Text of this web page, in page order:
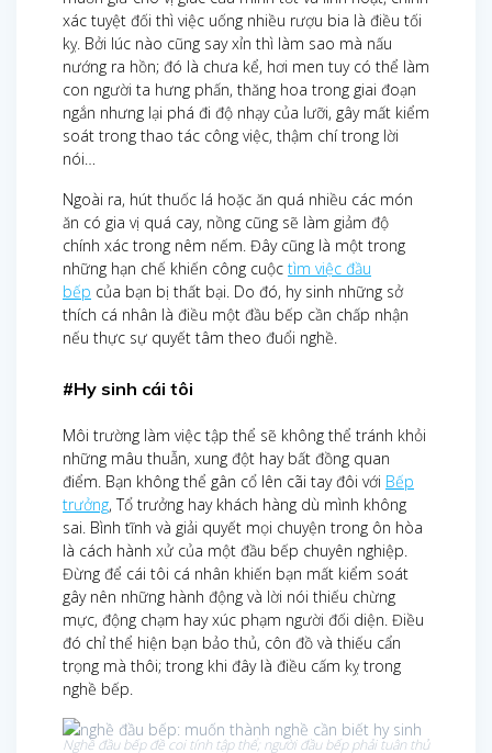
xác tuyệt đối thì việc uống nhiều rượu bia là điều tối
kỵ. Bởi lúc nào cũng say xỉn thì làm sao mà nấu
nướng ra hồn; đó là chưa kể, hơi men tuy có thể làm
con người ta hưng phấn, thăng hoa trong giai đoạn
ngắn nhưng lại phá đi độ nhạy của lưỡi, gây mất kiểm
soát trong thao tác công việc, thậm chí trong lời
nói…
Ngoài ra, hút thuốc lá hoặc ăn quá nhiều các món
ăn có gia vị quá cay, nồng cũng sẽ làm giảm độ
chính xác trong nêm nếm. Đây cũng là một trong
những hạn chế khiến công cuộc tìm việc đầu
bếp của bạn bị thất bại. Do đó, hy sinh những sở
thích cá nhân là điều một đầu bếp cần chấp nhận
nếu thực sự quyết tâm theo đuổi nghề.
#Hy sinh cái tôi
Môi trường làm việc tập thể sẽ không thể tránh khỏi
những mâu thuẫn, xung đột hay bất đồng quan
điểm. Bạn không thể gân cổ lên cãi tay đôi với Bếp
trưởng, Tổ trưởng hay khách hàng dù mình không
sai. Bình tĩnh và giải quyết mọi chuyện trong ôn hòa
là cách hành xử của một đầu bếp chuyên nghiệp.
Đừng để cái tôi cá nhân khiến bạn mất kiểm soát
gây nên những hành động và lời nói thiếu chừng
mực, động chạm hay xúc phạm người đối diện. Điều
đó chỉ thể hiện bạn bảo thủ, côn đồ và thiếu cẩn
trọng mà thôi; trong khi đây là điều cấm kỵ trong
nghề bếp.
Nghề đầu bếp đề coi tính tập thể; người đầu bếp phải tuân thủ